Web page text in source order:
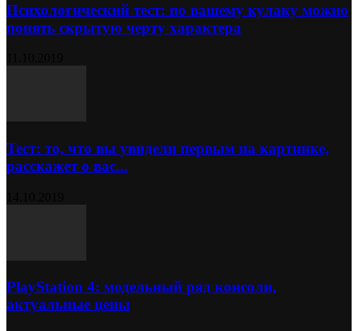
Психологический тест: по вашему кулаку можно
понять скрытую черту характера
Тест: то, что вы увидели первым на картинке,
расскажет о вас...
PlayStation 4: модельный ряд консоли,
актуальные цены